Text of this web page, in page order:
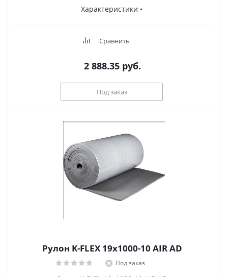
Характеристики
Сравнить
2 888.35руб.
Под заказ
Рулон K-FLEX 19x1000-10 AIR AD
Под заказ